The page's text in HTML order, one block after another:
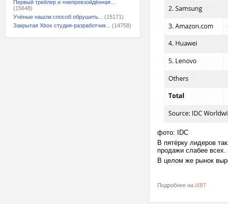
Первый трейлер и «непревзойдённая...
(15648)
Учёные нашли способ обрушить...
(15171)
Закрытая Xbox студия-разработчик...
(14758)
фото: IDC
В пятёрку лидеров
продажи слабее всех.
В целом же рынок
Подробнее на iXBT